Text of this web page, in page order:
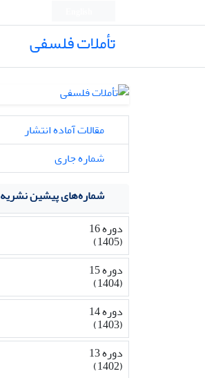
تأملات فلسفی
مقالات آماده انتشار
شماره جاری
شماره‌های پیشین نشریه
دوره 16
(1405)
دوره 15
(1404)
دوره 14
(1403)
دوره 13
(1402)